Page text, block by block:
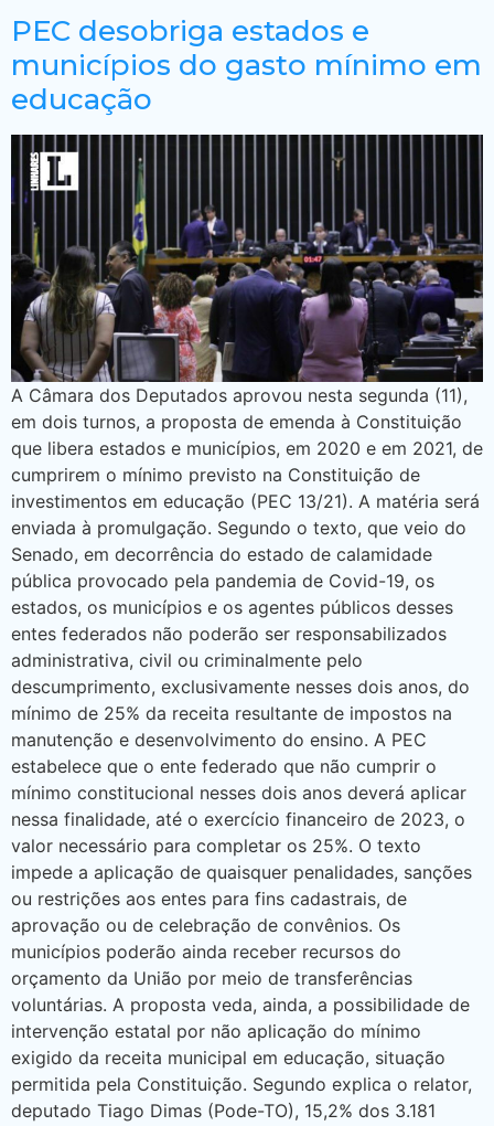
PEC desobriga estados e
municípios do gasto mínimo em
educação
A Câmara dos Deputados aprovou nesta segunda (11),
em dois turnos, a proposta de emenda à Constituição
que libera estados e municípios, em 2020 e em 2021, de
cumprirem o mínimo previsto na Constituição de
investimentos em educação (PEC 13/21). A matéria será
enviada à promulgação. Segundo o texto, que veio do
Senado, em decorrência do estado de calamidade
pública provocado pela pandemia de Covid-19, os
estados, os municípios e os agentes públicos desses
entes federados não poderão ser responsabilizados
administrativa, civil ou criminalmente pelo
descumprimento, exclusivamente nesses dois anos, do
mínimo de 25% da receita resultante de impostos na
manutenção e desenvolvimento do ensino. A PEC
estabelece que o ente federado que não cumprir o
mínimo constitucional nesses dois anos deverá aplicar
nessa finalidade, até o exercício financeiro de 2023, o
valor necessário para completar os 25%. O texto
impede a aplicação de quaisquer penalidades, sanções
ou restrições aos entes para fins cadastrais, de
aprovação ou de celebração de convênios. Os
municípios poderão ainda receber recursos do
orçamento da União por meio de transferências
voluntárias. A proposta veda, ainda, a possibilidade de
intervenção estatal por não aplicação do mínimo
exigido da receita municipal em educação, situação
permitida pela Constituição. Segundo explica o relator,
deputado Tiago Dimas (Pode-TO), 15,2% dos 3.181